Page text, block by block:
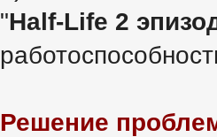
"Half-Life 2
Решение